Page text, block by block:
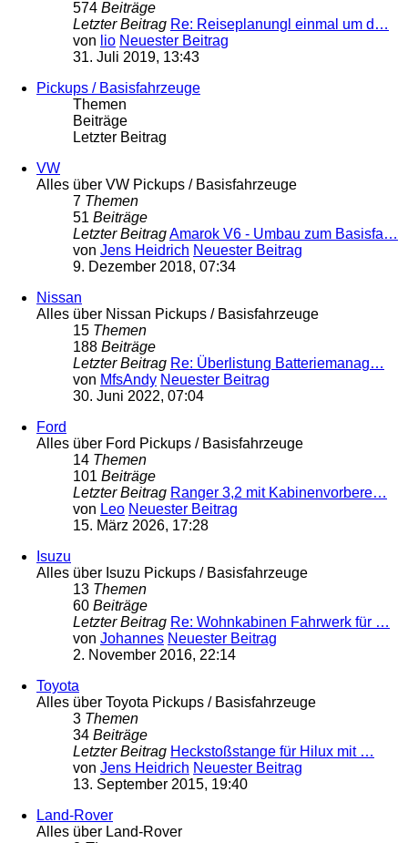
574 Beiträge
Letzter Beitrag Re: Reiseplanungl einmal um d…
von lio Neuester Beitrag
31. Juli 2019, 13:43
Pickups / Basisfahrzeuge
Themen
Beiträge
Letzter Beitrag
VW
Alles über VW Pickups / Basisfahrzeuge
7 Themen
51 Beiträge
Letzter BeitragAmarok V6 - Umbau zum Basisfa…
von Jens Heidrich Neuester Beitrag
9. Dezember 2018, 07:34
Nissan
Alles über Nissan Pickups / Basisfahrzeuge
15 Themen
188 Beiträge
Letzter Beitrag Re: Überlistung Batteriemanag…
von MfsAndy Neuester Beitrag
30. Juni 2022, 07:04
Ford
Alles über Ford Pickups / Basisfahrzeuge
14 Themen
101 Beiträge
Letzter Beitrag Ranger 3,2 mit Kabinenvorbere…
von Leo Neuester Beitrag
15. März 2026, 17:28
Isuzu
Alles über Isuzu Pickups / Basisfahrzeuge
13 Themen
60 Beiträge
Letzter Beitrag Re: Wohnkabinen Fahrwerk für …
von Johannes Neuester Beitrag
2. November 2016, 22:14
Toyota
Alles über Toyota Pickups / Basisfahrzeuge
3 Themen
34 Beiträge
Letzter Beitrag Heckstoßstange für Hilux mit …
von Jens Heidrich Neuester Beitrag
13. September 2015, 19:40
Land-Rover
Alles über Land-Rover